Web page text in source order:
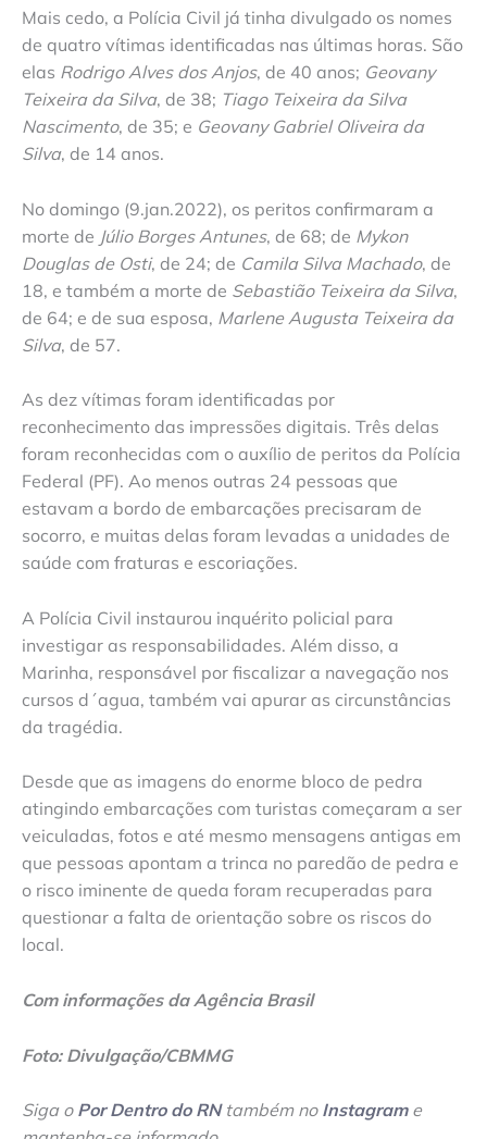
Mais cedo, a Polícia Civil já tinha divulgado os nomes
de quatro vítimas identificadas nas últimas horas. São
elas Rodrigo Alves dos Anjos, de 40 anos; Geovany
Teixeira da Silva, de 38; Tiago Teixeira da Silva
Nascimento, de 35; e Geovany Gabriel Oliveira da
Silva, de 14 anos.
No domingo (9.jan.2022), os peritos confirmaram a
morte de Júlio Borges Antunes, de 68; de Mykon
Douglas de Osti, de 24; de Camila Silva Machado, de
18, e também a morte de Sebastião Teixeira da Silva,
de 64; e de sua esposa, Marlene Augusta Teixeira da
Silva, de 57.
As dez vítimas foram identificadas por
reconhecimento das impressões digitais. Três delas
foram reconhecidas com o auxílio de peritos da Polícia
Federal (PF). Ao menos outras 24 pessoas que
estavam a bordo de embarcações precisaram de
socorro, e muitas delas foram levadas a unidades de
saúde com fraturas e escoriações.
A Polícia Civil instaurou inquérito policial para
investigar as responsabilidades. Além disso, a
Marinha, responsável por fiscalizar a navegação nos
cursos d´agua, também vai apurar as circunstâncias
da tragédia.
Desde que as imagens do enorme bloco de pedra
atingindo embarcações com turistas começaram a ser
veiculadas, fotos e até mesmo mensagens antigas em
que pessoas apontam a trinca no paredão de pedra e
o risco iminente de queda foram recuperadas para
questionar a falta de orientação sobre os riscos do
local.
Com informações da Agência Brasil
Foto: Divulgação/CBMMG
Siga o Por Dentro do RNtambém no Instagrame